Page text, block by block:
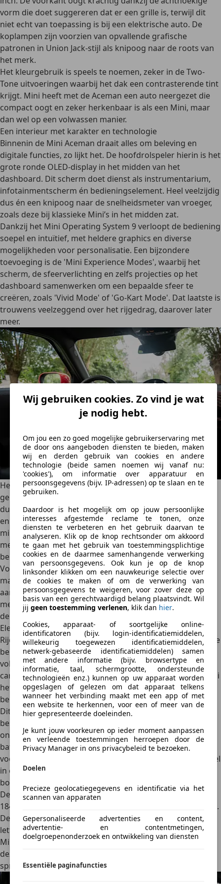
Wij gebruiken cookies. Zo vind je wat
je nodig hebt.
Om jou een zo goed mogelijke gebruikerservaring met
de door ons aangeboden diensten te bieden, maken
wij en derden gebruik van cookies en andere
technologie (beide samen noemen wij vanaf nu:
'cookies'), om informatie over apparatuur en
persoonsgegevens (bijv. IP-adressen) op te slaan en te
gebruiken.
Daardoor is het mogelijk om op jouw persoonlijke
interesses afgestemde reclame te tonen, onze
diensten te verbeteren en het gebruik daarvan te
analyseren. Klik op de knop rechtsonder om akkoord
te gaan met het gebruik van toestemmingsplichtige
cookies en de daarmee samenhangende verwerking
van persoonsgegevens. Ook kun je op de knop
linksonder klikken om een nauwkeurige selectie over
de cookies te maken of om de verwerking van
persoonsgegevens te weigeren, voor zover deze op
basis van een gerechtvaardigd belang plaatsvindt. Wil
jij geen toestemming verlenen, klik dan hier.
Cookies, apparaat- of soortgelijke online-
identificatoren (bijv. login-identificatiemiddelen,
willekeurig toegewezen identificatiemiddelen,
netwerk-gebaseerde identificatiemiddelen) samen
met andere informatie (bijv. browsertype en
informatie, taal, schermgrootte, ondersteunde
technologieën enz.) kunnen op uw apparaat worden
opgeslagen of gelezen om dat apparaat telkens
wanneer het verbinding maakt met een app of met
een website te herkennen, voor een of meer van de
hier gepresenteerde doeleinden.
Je kunt jouw voorkeuren op ieder moment aanpassen
en verleende toestemmingen herroepen door de
Privacy Manager in ons privacybeleid te bezoeken.
Doelen
Precieze geolocatiegegevens en identificatie via het
scannen van apparaten
Gepersonaliseerde advertenties en content,
advertentie- en contentmetingen,
doelgroepenonderzoek en ontwikkeling van diensten
Essentiële paginafuncties
vorm die doet suggereren dat er een grille is, terwijl dit
niet echt van toepassing is bij een elektrische auto. De
koplampen zijn voorzien van opvallende grafische
patronen in Union Jack-stijl als knipoog naar de roots van
het merk.
Het kleurgebruik is speels te noemen, zeker in de Two-
Tone uitvoeringen waarbij het dak een contrasterende tint
krijgt. Mini heeft met de Aceman een auto neergezet die
compact oogt en zeker herkenbaar is als een Mini, maar
dan wel op een volwassen manier.
Een interieur met karakter en technologie
Binnenin de Mini Aceman draait alles om beleving en
digitale functies, zo lijkt het. De hoofdrolspeler hierin is het
grote ronde OLED-display in het midden van het
dashboard. Dit scherm doet dienst als instrumentarium,
infotainmentscherm én bedieningselement. Heel veelzijdig
dus én een knipoog naar de snelheidsmeter van vroeger,
zoals deze bij klassieke Mini’s in het midden zat.
Dankzij het Mini Operating System 9 verloopt de bediening
soepel en intuïtief, met heldere graphics en diverse
mogelijkheden voor personalisatie. Een bijzondere
toevoeging is de 'Mini Experience Modes', waarbij het
scherm, de sfeerverlichting en zelfs projecties op het
dashboard samenwerken om een bepaalde sfeer te
creëren, zoals 'Vivid Mode' of 'Go-Kart Mode'. Dat laatste is
trouwens veelzeggend over het rijgedrag, daarover later
meer.
Het interieur is grotendeels vrij van leer en bestaat uit
gerecyclede stoffen. Dat is volgens het merk niet alleen
duurzaam, maar de stoffen voelen ook verrassend zacht
en ogen stijlvol. Het ontwerp in het interieur is
minimalistisch maar speels te noemen. Dat wil zeggen,
met kleurrijke accenten en stevige fysieke knoppen voor
belangrijke functies.
Voorin zit je goed, met voldoende hoofd- en beenruimte,
maar achterin is het, zoals bij veel modellen van Mini, toch
aan de krappe kant voor volwassenen. De bagageruimte
meet 300 liter en is uit te breiden tot ruim 1.000 liter met
de achterbank naar beneden.
Elektrisch en vooral erg plezierig
Rijden in de Mini Aceman voelt meteen vertrouwd voor wie
bekend is met het merk. Ondanks de overstap naar een
volledig elektrische aandrijflijn en de iets hogere
carrosserie, zeker in vergelijking met de Cooper, heeft Mini
het bekende Go-Kart-gevoel grotendeels weten te
behouden in de Aceman.
Dit gevoel vertaalt zich naar een plezierige rijbeleving. De
besturing is direct, het onderstel stevig maar niet
oncomfortabel. Het lage zwaartepunt, door het
batterijpakket, zorgt voor een laag zwaartepunt en dus
voor verrassend veel grip in bochten. Als je voor het gevoel
in een kart rijdt, zeker bij iets hogere snelheden of op
bochtige wegen.
De instapversie, de Aceman E, levert een vermogen van
184 pk. De SE-variant gaat een stap verder en biedt 218 pk.
De Aceman JCW vormt de overtreffende trap. Deze drie
letters, JCW, vormen al decennialang het beste van wat
Mini te bieden heeft. Verwacht dus extra sportiviteit in
deze uitvoering dankzij het vermogen van 258 pk en een
sprint in slechts 6,4 seconden van 0 naar 100 km/u.